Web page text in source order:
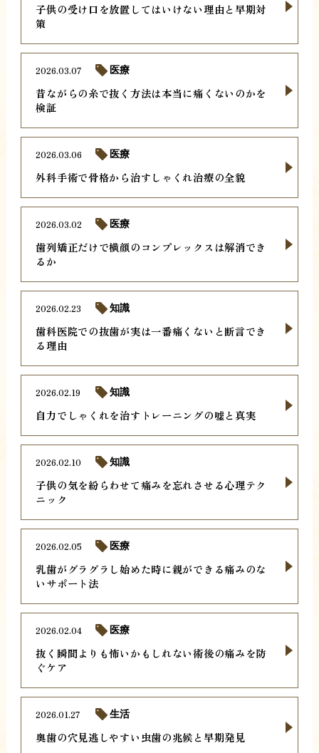
子供の受け口を放置してはいけない理由と早期対
策
昔ながらの糸で抜く方法は本当に痛くないのかを
検証
2026.03.07 医療
外科手術で骨格から治すしゃくれ治療の全貌
2026.03.06 医療
歯列矯正だけで横顔のコンプレックスは解消でき
るか
2026.03.02 医療
歯科医院での抜歯が実は一番痛くないと断言でき
る理由
2026.02.23 知識
自力でしゃくれを治すトレーニングの嘘と真実
2026.02.19 知識
子供の気を紛らわせて痛みを忘れさせる心理テク
ニック
2026.02.10 知識
乳歯がグラグラし始めた時に親ができる痛みのな
いサポート法
2026.02.05 医療
抜く瞬間よりも怖いかもしれない術後の痛みを防
ぐケア
2026.02.04 医療
奥歯の穴見逃しやすい虫歯の兆候と早期発見
2026.01.27 生活